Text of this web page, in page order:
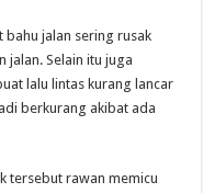
jalan sering rusak
jalan. Selain itu juga
lalu lintas kurang lancar
berkurang akibat ada
tersebut rawan memicu